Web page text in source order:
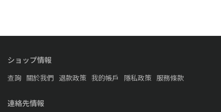
ショップ情報
查詢 關於我們 退款政策 我的帳戶 隱私政策 服務條款
連絡先情報